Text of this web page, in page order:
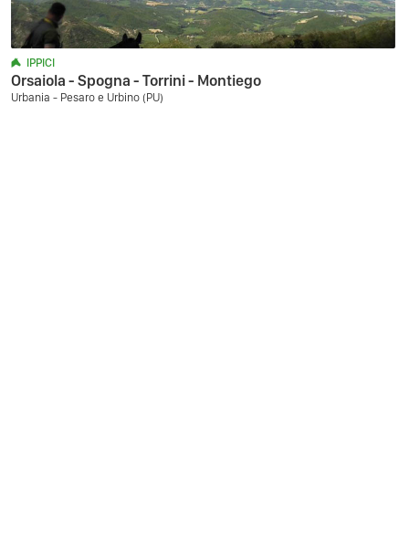
IPPICI
Orsaiola - Spogna - Torrini - Montiego
Urbania - Pesaro e Urbino (PU)